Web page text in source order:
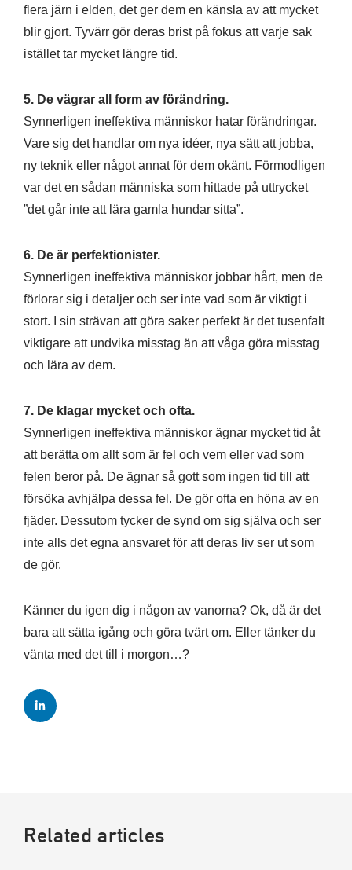
flera järn i elden, det ger dem en känsla av att mycket
blir gjort. Tyvärr gör deras brist på fokus att varje sak
istället tar mycket längre tid.
5. De vägrar all form av förändring.
Synnerligen ineffektiva människor hatar förändringar.
Vare sig det handlar om nya idéer, nya sätt att jobba,
ny teknik eller något annat för dem okänt. Förmodligen
var det en sådan människa som hittade på uttrycket
”det går inte att lära gamla hundar sitta”.
6. De är perfektionister.
Synnerligen ineffektiva människor jobbar hårt, men de
förlorar sig i detaljer och ser inte vad som är viktigt i
stort. I sin strävan att göra saker perfekt är det tusenfalt
viktigare att undvika misstag än att våga göra misstag
och lära av dem.
7. De klagar mycket och ofta.
Synnerligen ineffektiva människor ägnar mycket tid åt
att berätta om allt som är fel och vem eller vad som
felen beror på. De ägnar så gott som ingen tid till att
försöka avhjälpa dessa fel. De gör ofta en höna av en
fjäder. Dessutom tycker de synd om sig själva och ser
inte alls det egna ansvaret för att deras liv ser ut som
de gör.
Känner du igen dig i någon av vanorna? Ok, då är det
bara att sätta igång och göra tvärt om. Eller tänker du
vänta med det till i morgon…?
Related articles